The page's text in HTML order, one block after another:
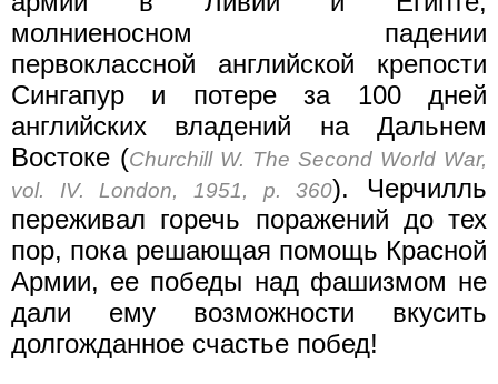
молниеносном падении
первоклассной английской крепости
Сингапур и потере за 100 дней
английских владений на Дальнем
Востоке (Churchill W. The Second World War,
vol. IV. London, 1951, p. 360). Черчилль
переживал горечь поражений до тех
пор, пока решающая помощь Красной
Армии, ее победы над фашизмом не
дали ему возможности вкусить
долгожданное счастье побед!